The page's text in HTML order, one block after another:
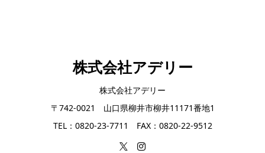
株式会社アデリー
株式会社アデリー
〒742-0021 山口県柳井市柳井11171番地1
TEL：0820-23-7711 FAX：0820-22-9512